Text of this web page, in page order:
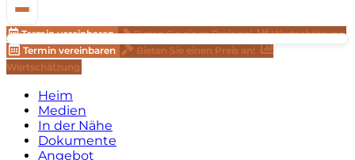
Termin vereinbaren Bieten Sie einen Preis an!
Wertschätzung
Termin vereinbaren
Bieten Sie einen Preis an!
Wertschätzung
Heim
Medien
In der Nähe
Dokumente
Angebot